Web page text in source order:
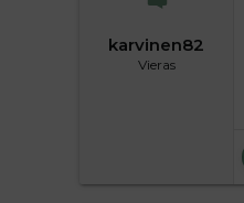
karvinen82
Vieras